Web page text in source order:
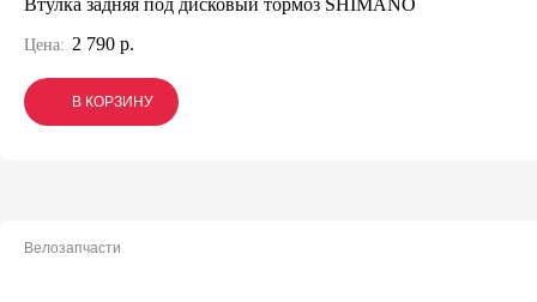
Втулка задняя под дисковый тормоз SHIMANO
Цена: 2 790 р.
В КОРЗИНУ
В КОРЗИНУ
В КОРЗИНУ
Велозапчасти